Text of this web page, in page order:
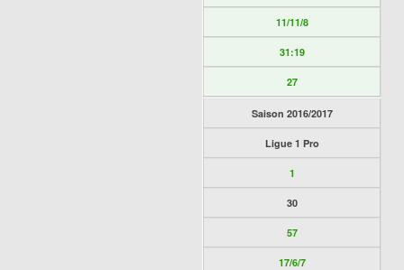
11/11/8
31:19
27
Saison 2016/2017
Ligue 1 Pro
1
30
57
17/6/7